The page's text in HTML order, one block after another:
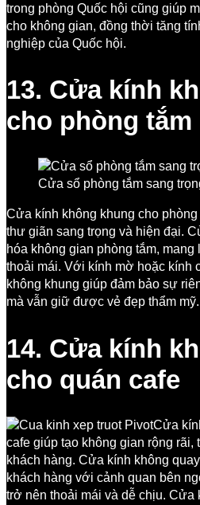
trong phòng Quốc hội cũng giúp
cho không gian, đồng thời tăng
nghiệp của Quốc hội.
13. Cửa kính
cho phòng tắm
Cửa sổ phòng tắm sang
Cửa kính không khung cho
thư giãn sang trọng và hiện đại.
hóa không gian phòng tắm, mang
thoải mái. Với kính mờ hoặc kính
không khung giúp đảm bảo sự
mà vẫn giữ được vẻ đẹp thẩm mỹ.
14. Cửa kính
cho quán cafe
Cửa
cafe giúp tạo không gian rộng rãi,
khách hàng. Cửa kính không
khách hàng với cảnh quan bên
trở nên thoải mái và dễ chịu. Cửa